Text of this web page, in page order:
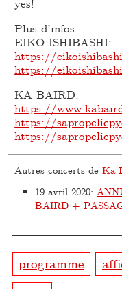
Plus d’infos:
EIKO ISHIBASHI:
https://
https://
KA BAIRD:
https://
https://
https://
Autres concerts deKa
19 avril 2020:
BAIRD +
programme